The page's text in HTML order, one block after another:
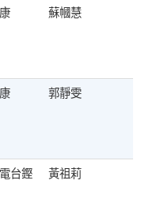
蘇幗慧
郭靜雯
台鏗
黃祖莉